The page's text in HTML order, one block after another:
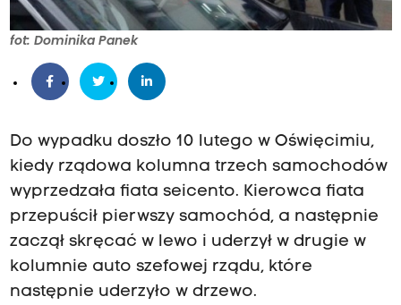
fot: Dominika Panek
Do wypadku doszło 10 lutego w Oświęcimiu,
kiedy rządowa kolumna trzech samochodów
wyprzedzała fiata seicento. Kierowca fiata
przepuścił pierwszy samochód, a następnie
zaczął skręcać w lewo i uderzył w drugie w
kolumnie auto szefowej rządu, które
następnie uderzyło w drzewo.